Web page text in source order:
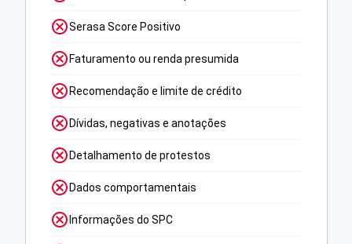
Serasa Score Positivo
Faturamento ou renda presumida
Recomendação e limite de crédito
Dívidas, negativas e anotações
Detalhamento de protestos
Dados comportamentais
Informações do SPC